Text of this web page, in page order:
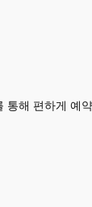
해 편하게